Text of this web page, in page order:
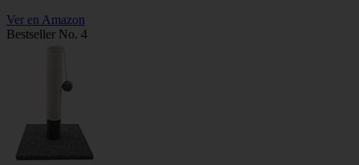
Ver en Amazon
Bestseller No. 4